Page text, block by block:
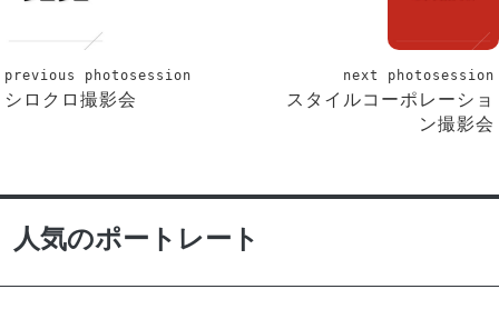
previous photosession
シロクロ撮影会
next photosession
スタイルコーポレーショ
ン撮影会
人気のポートレート